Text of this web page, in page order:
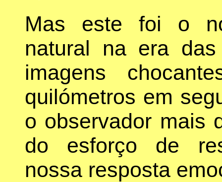
Mas este foi o
natural na era
imagens
quilómetros em
o observador mais
do esforço de
nossa resposta